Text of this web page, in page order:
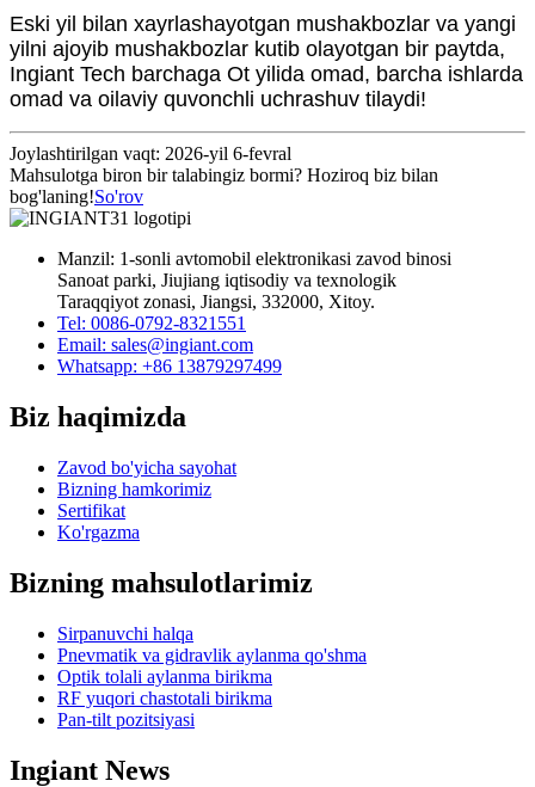
Eski yil bilan xayrlashayotgan mushakbozlar va yangi
yilni ajoyib mushakbozlar kutib olayotgan bir paytda,
Ingiant Tech barchaga Ot yilida omad, barcha ishlarda
omad va oilaviy quvonchli uchrashuv tilaydi!
Joylashtirilgan vaqt: 2026-yil 6-fevral
Mahsulotga biron bir talabingiz bormi? Hoziroq biz bilan
bog'laning!So'rov
Manzil: 1-sonli avtomobil elektronikasi zavod binosi
Sanoat parki, Jiujiang iqtisodiy va texnologik
Taraqqiyot zonasi, Jiangsi, 332000, Xitoy.
Tel: 0086-0792-8321551
Email: sales@ingiant.com
Whatsapp: +86 13879297499
Biz haqimizda
Zavod bo'yicha sayohat
Bizning hamkorimiz
Sertifikat
Ko'rgazma
Bizning mahsulotlarimiz
Sirpanuvchi halqa
Pnevmatik va gidravlik aylanma qo'shma
Optik tolali aylanma birikma
RF yuqori chastotali birikma
Pan-tilt pozitsiyasi
Ingiant News